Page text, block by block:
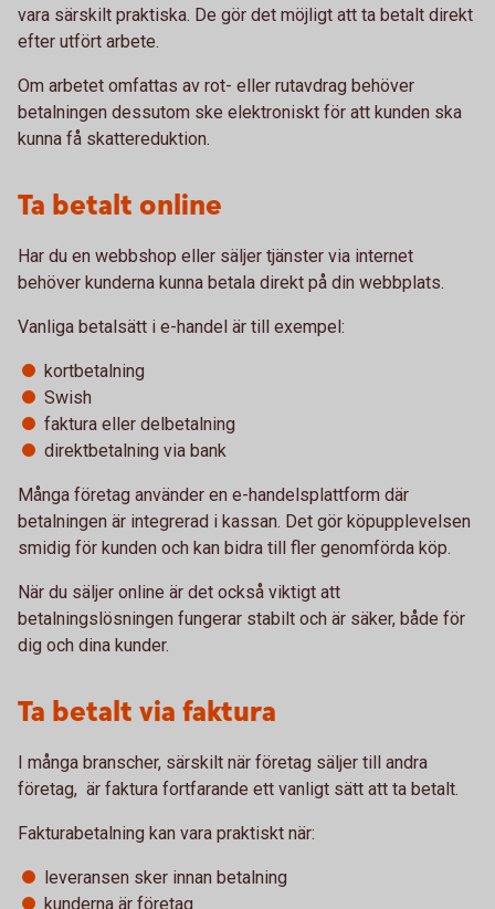
vara särskilt praktiska. De gör det möjligt att ta betalt direkt
efter utfört arbete.
Om arbetet omfattas av rot- eller rutavdrag behöver
betalningen dessutom ske elektroniskt för att kunden ska
kunna få skattereduktion.
Ta betalt online
Har du en webbshop eller säljer tjänster via internet
behöver kunderna kunna betala direkt på din webbplats.
Vanliga betalsätt i e-handel är till exempel:
kortbetalning
Swish
faktura eller delbetalning
direktbetalning via bank
Många företag använder en e-handelsplattform där
betalningen är integrerad i kassan. Det gör köpupplevelsen
smidig för kunden och kan bidra till fler genomförda köp.
När du säljer online är det också viktigt att
betalningslösningen fungerar stabilt och är säker, både för
dig och dina kunder.
Ta betalt via faktura
I många branscher, särskilt när företag säljer till andra
företag, är faktura fortfarande ett vanligt sätt att ta betalt.
Fakturabetalning kan vara praktiskt när:
leveransen sker innan betalning
kunderna är företag